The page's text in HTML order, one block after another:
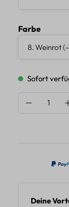
Farbe
Sofort
Produkt
Deine